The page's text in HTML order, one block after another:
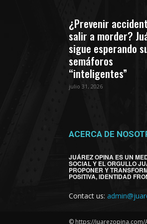
¿Prevenir
salir a morder?
sigue esperando
semáforos
“inteligentes”
julio 31, 2026
ACERCA DE
JUÁREZ OPINA ES UN
SOCIAL Y EL ORGULLO
PROPONER Y
POSITIVA, IDENTIDAD
Contact us:
© https://juarezopina.com/